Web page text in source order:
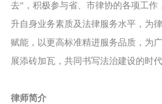
去”，积极参与省、市律协的各项工作
升自身业务素质及法律服务水平，为
赋能，以更高标准精进服务品质，为
展添砖加瓦，共同书写法治建设的时代
律师简介